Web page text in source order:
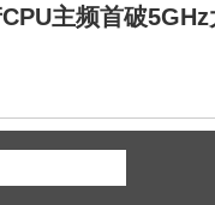
主频首破5GHz